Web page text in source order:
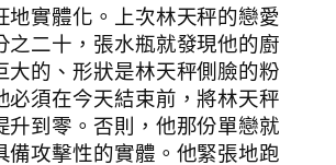
地實體化。上次林天秤的戀愛
之二十，張水瓶就發現他的廚
大的、形狀是林天秤側臉的粉
必須在今天結束前，將林天秤
升到零。否則，他那份單戀就
備攻擊性的實體。他緊張地跑